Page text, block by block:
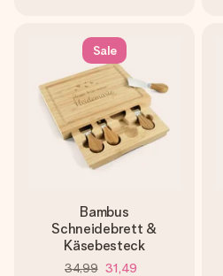
Sale
Bambus
Schneidebrett &
Käsebesteck
34,99 31,49